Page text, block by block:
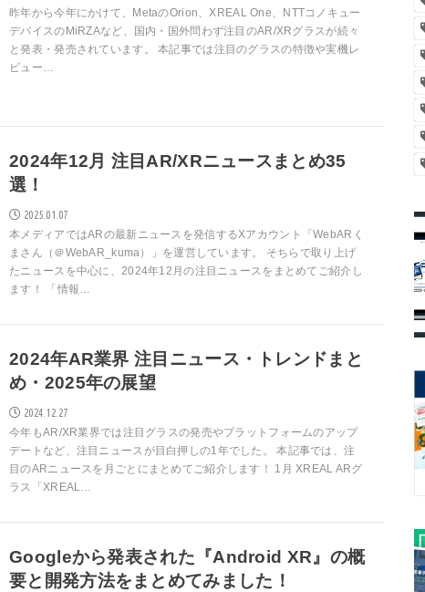
昨年から今年にかけて、MetaのOrion、XREAL One、NTTコノキュー
デバイスのMiRZAなど、国内・国外問わず注目のAR/XRグラスが続々
と発表・発売されています。 本記事では注目のグラスの特徴や実機レ
ビュー…
2024年12月 注目AR/XRニュースまとめ35
選！
2025.01.07
本メディアではARの最新ニュースを発信するXアカウント「WebARく
まさん（＠WebAR_kuma）」を運営しています。 そちらで取り上げ
たニュースを中心に、2024年12月の注目ニュースをまとめてご紹介し
ます！ 「情報…
2024年AR業界 注目ニュース・トレンドまと
め・2025年の展望
2024.12.27
今年もAR/XR業界では注目グラスの発売やプラットフォームのアップ
デートなど、注目ニュースが目白押しの1年でした。 本記事では、注
目のARニュースを月ごとにまとめてご紹介します！ 1月 XREAL ARグ
ラス「XREAL…
Googleから発表された『Android XR』の概
要と開発方法をまとめてみました！